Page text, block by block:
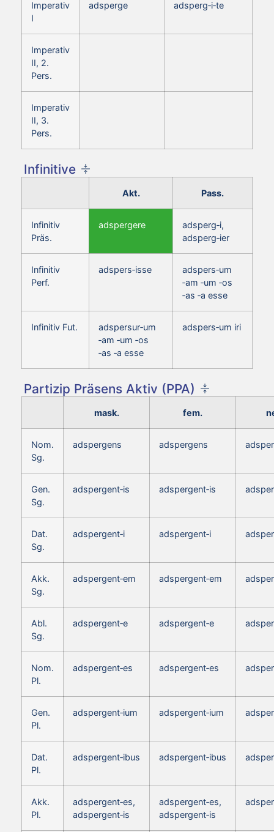
Imperativ
I
adsperge adsperg‑i‑te
Imperativ
II, 2.
Pers.
Imperativ
II, 3.
Pers.
Infinitive
Akt. Pass.
Infinitiv
Präs.
adspergere
adsperg‑i,
adsperg‑ier
Infinitiv
Perf.
adspers‑isse
adspers‑um
‑am ‑um ‑os
‑as ‑a esse
Infinitiv Fut.
adspersur‑um
‑am ‑um ‑os
‑as ‑a esse
adspers‑um iri
Partizip Präsens Aktiv (PPA)
mask. fem.
Nom.
Sg.
adspergens adspergens
Gen.
Sg.
adspergent‑is adspergent‑is
Dat.
Sg.
adspergent‑i adspergent‑i
Akk.
Sg.
adspergent‑em adspergent‑em
Abl.
Sg.
adspergent‑e adspergent‑e
Nom.
Pl.
adspergent‑es adspergent‑es
Gen.
Pl.
adspergent‑ium adspergent‑ium
Dat.
Pl.
adspergent‑ibus adspergent‑ibus
Akk.
Pl.
adspergent‑es,
adspergent‑is
adspergent‑es,
adspergent‑is